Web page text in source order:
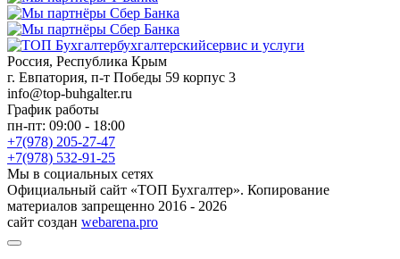
бухгалтерскийсервис и услуги
Россия, Республика Крым
г. Евпатория, п-т Победы 59 корпус 3
info@top-buhgalter.ru
График работы
пн-пт: 09:00 - 18:00
+7(978) 205-27-47
+7(978) 532-91-25
Мы в социальных сетях
Официальный сайт «ТОП Бухгалтер». Копирование
материалов запрещенно 2016 - 2026
сайт создан webarena.pro